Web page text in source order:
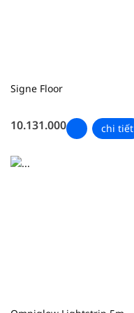
Signe Floor
10.131.000 chi tiết